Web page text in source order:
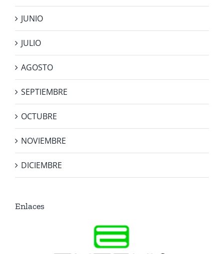
JUNIO
JULIO
AGOSTO
SEPTIEMBRE
OCTUBRE
NOVIEMBRE
DICIEMBRE
Enlaces